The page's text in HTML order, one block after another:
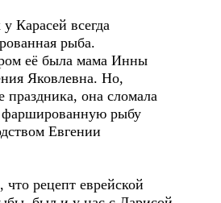
всегда
рыба.
её была мама Инны
Яковлевна. Но,
праздника, она сломала
фаршированную рыбу
Евгении
рецепт еврейской